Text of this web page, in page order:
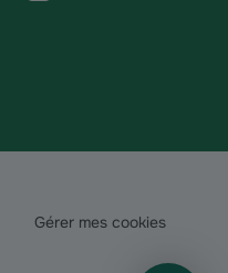
Gérer mes cookies